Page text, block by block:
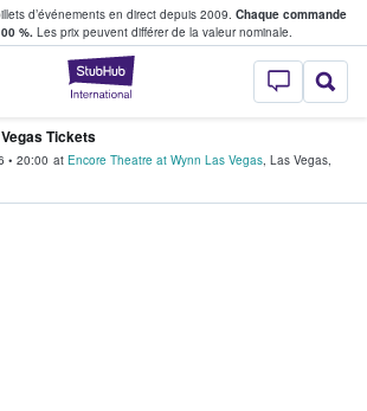
d’événements en direct depuis 2009. Chaque commande
%. Les prix peuvent différer de la valeur nominale.
StubHub - Où
et vendent des billets
Tickets
• 20:00 at Encore Theatre at Wynn Las Vegas, Las Vegas,